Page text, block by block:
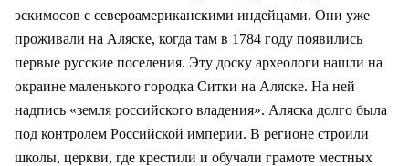
эскимосов с североамериканскими индейцами. Они уже
проживали на Аляске, когда там в 1784 году появились
первые русские поселения. Эту доску археологи нашли на
окраине маленького городка Ситки на Аляске. На ней
надпись «земля российского владения». Аляска долго была
под контролем Российской империи. В регионе строили
школы, церкви, где крестили и обучали грамоте местных